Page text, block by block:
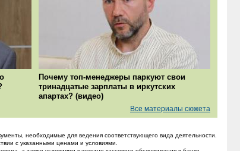
Почему топ-менеджеры паркуют свои
тринадцатые зарплаты в иркутских
апартах? (видео)
Все материалы сюжета
необходимые для ведения соответствующего вида деятельности.
с указанными ценами и условиями.